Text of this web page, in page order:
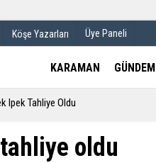
Köşe Yazarları Üye Paneli
KARAMAN GÜNDEM
Ipek Tahliye Oldu
oldu